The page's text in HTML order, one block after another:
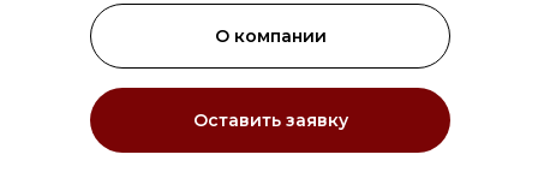
Оставить заявку
О компании